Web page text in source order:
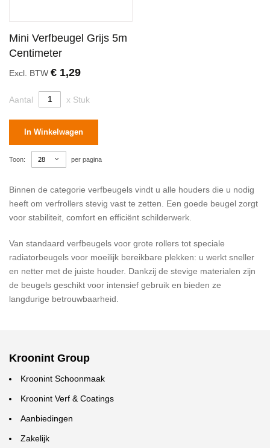
Mini Verfbeugel Grijs 5m
Centimeter
Excl. BTW € 1,29
Aantal x Stuk
In Winkelwagen
Toon per pagina
Binnen de categorie verfbeugels vindt u alle houders die u nodig
heeft om verfrollers stevig vast te zetten. Een goede beugel zorgt
voor stabiliteit, comfort en efficiënt schilderwerk.
Van standaard verfbeugels voor grote rollers tot speciale
radiatorbeugels voor moeilijk bereikbare plekken: u werkt sneller
en netter met de juiste houder. Dankzij de stevige materialen zijn
de beugels geschikt voor intensief gebruik en bieden ze
langdurige betrouwbaarheid.
Kroonint Group
Kroonint Schoonmaak
Kroonint Verf & Coatings
Aanbiedingen
Zakelijk